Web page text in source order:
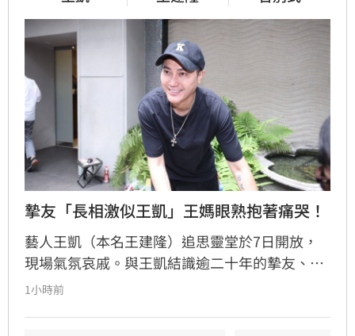
摯友「長相激似王凱」王媽眼熟抱著痛哭！
藝人王凱（本名王建隆）追思靈堂於7日開放，
現場氣氛哀戚。與王凱結識逾二十年的摯友、邱
瓈寬特助Jeff現身協助打點後事。由於兩人外貌
1小時前